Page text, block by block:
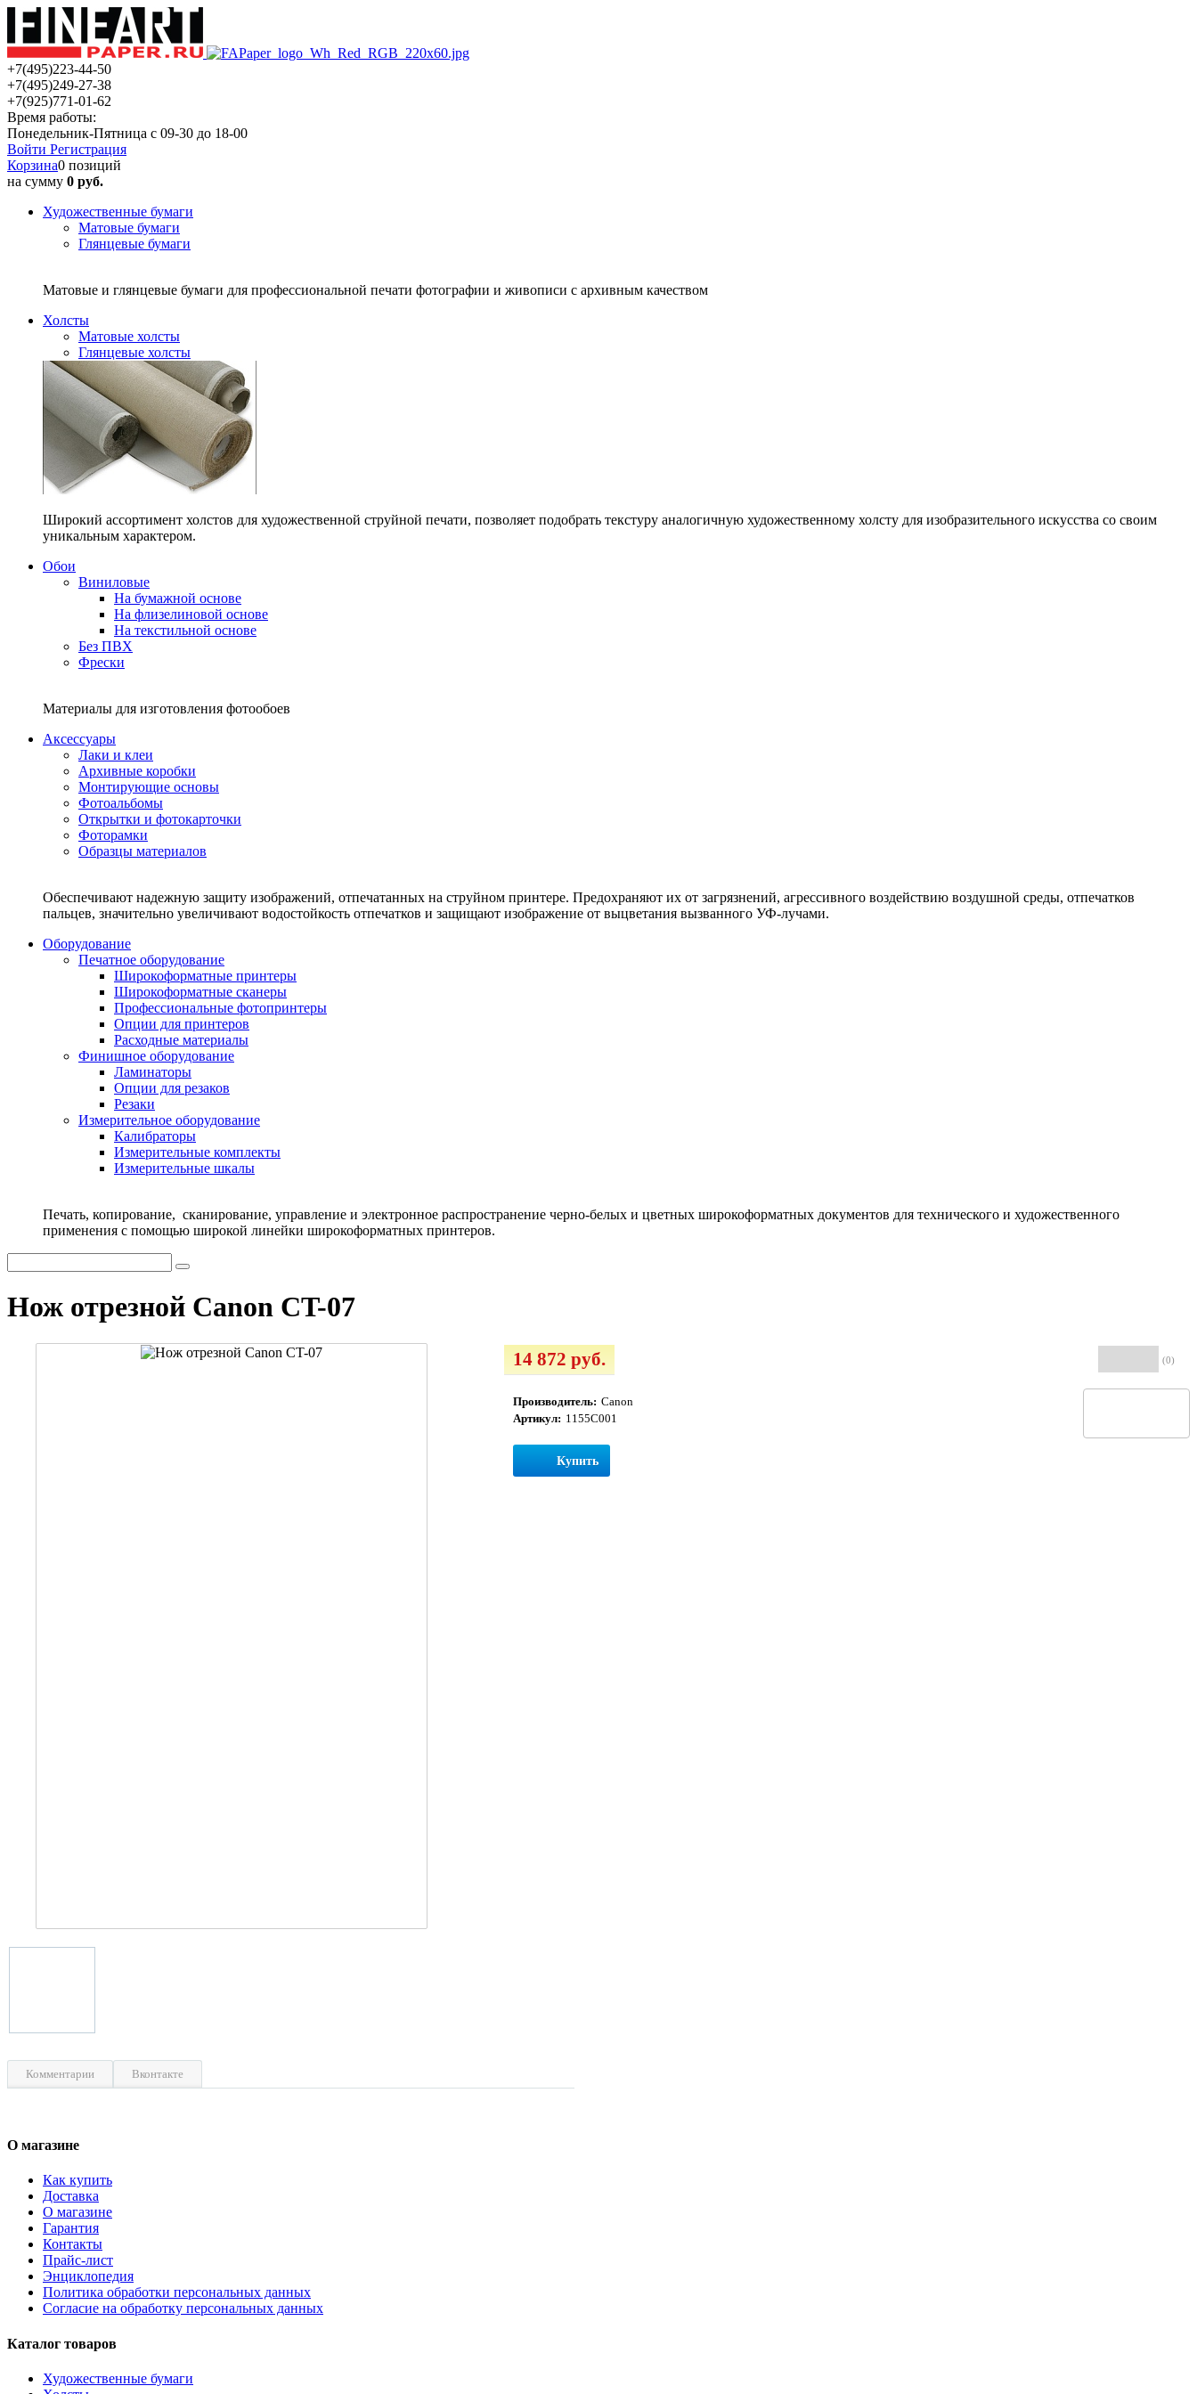
+7(495)223-44-50
+7(495)249-27-38
+7(925)771-01-62
Время работы:
Понедельник-Пятница с 09-30 до 18-00
Войти Регистрация
Корзина0 позиций
на сумму 0 руб.
Художественные бумаги
Матовые бумаги
Глянцевые бумаги
Матовые и глянцевые бумаги для профессиональной печати фотографии и живописи с архивным качеством
Холсты
Матовые холсты
Глянцевые холсты
Широкий ассортимент холстов для художественной струйной печати, позволяет подобрать текстуру аналогичную художественному холсту для изобразительного искусства со своим
уникальным характером.
Обои
Виниловые
На бумажной основе
На флизелиновой основе
На текстильной основе
Без ПВХ
Фрески
Материалы для изготовления фотообоев
Аксессуары
Лаки и клеи
Архивные коробки
Монтирующие основы
Фотоальбомы
Открытки и фотокарточки
Фоторамки
Образцы материалов
Обеспечивают надежную защиту изображений, отпечатанных на струйном принтере. Предохраняют их от загрязнений, агрессивного воздействию воздушной среды, отпечатков
пальцев, значительно увеличивают водостойкость отпечатков и защищают изображение от выцветания вызванного УФ-лучами.
Оборудование
Печатное оборудование
Широкоформатные принтеры
Широкоформатные сканеры
Профессиональные фотопринтеры
Опции для принтеров
Расходные материалы
Финишное оборудование
Ламинаторы
Опции для резаков
Резаки
Измерительное оборудование
Калибраторы
Измерительные комплекты
Измерительные шкалы
Печать, копирование, сканирование, управление и электронное распространение черно-белых и цветных широкоформатных документов для технического и художественного
применения с помощью широкой линейки широкоформатных принтеров.
Нож отрезной Canon CT-07
(0)
14 872 руб.
Производитель: Canon
Артикул: 1155C001
Купить
Комментарии Вконтакте
О магазине
Как купить
Доставка
О магазине
Гарантия
Контакты
Прайс-лист
Энциклопедия
Политика обработки персональных данных
Согласие на обработку персональных данных
Каталог товаров
Художественные бумаги